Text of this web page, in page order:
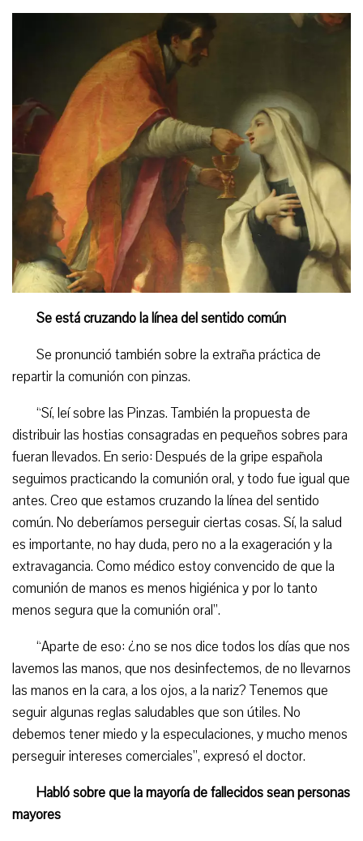
Se está cruzando la línea del sentido común
Se pronunció también sobre la extraña práctica de
repartir la comunión con pinzas.
“Sí, leí sobre las Pinzas. También la propuesta de
distribuir las hostias consagradas en pequeños sobres para
fueran llevados. En serio: Después de la gripe española
seguimos practicando la comunión oral, y todo fue igual que
antes. Creo que estamos cruzando la línea del sentido
común. No deberíamos perseguir ciertas cosas. Sí, la salud
es importante, no hay duda, pero no a la exageración y la
extravagancia. Como médico estoy convencido de que la
comunión de manos es menos higiénica y por lo tanto
menos segura que la comunión oral”.
“Aparte de eso: ¿no se nos dice todos los días que nos
lavemos las manos, que nos desinfectemos, de no llevarnos
las manos en la cara, a los ojos, a la nariz? Tenemos que
seguir algunas reglas saludables que son útiles. No
debemos tener miedo y la especulaciones, y mucho menos
perseguir intereses comerciales”, expresó el doctor.
Habló sobre que la mayoría de fallecidos sean personas
mayores